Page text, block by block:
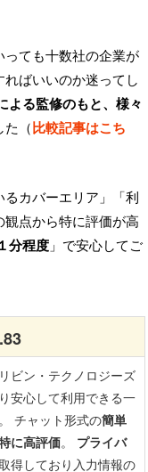
っても十数社の企業が
ばいいのか迷ってし
よる監修のもと、様々
た（比較記事はこち
カバーエリア」「利
点から特に評価が高
分程度 」で安心してご